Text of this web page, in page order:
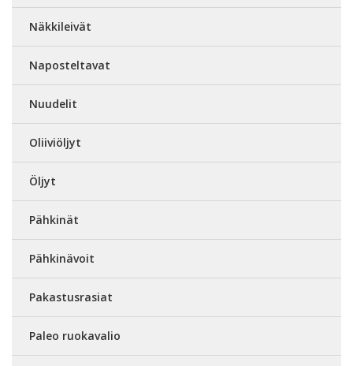
Näkkileivät
Naposteltavat
Nuudelit
Oliiviöljyt
Öljyt
Pähkinät
Pähkinävoit
Pakastusrasiat
Paleo ruokavalio